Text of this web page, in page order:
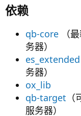
依赖​
qb-core （
务器）
es_extended
务器）
ox_lib
qb-target
服务器）